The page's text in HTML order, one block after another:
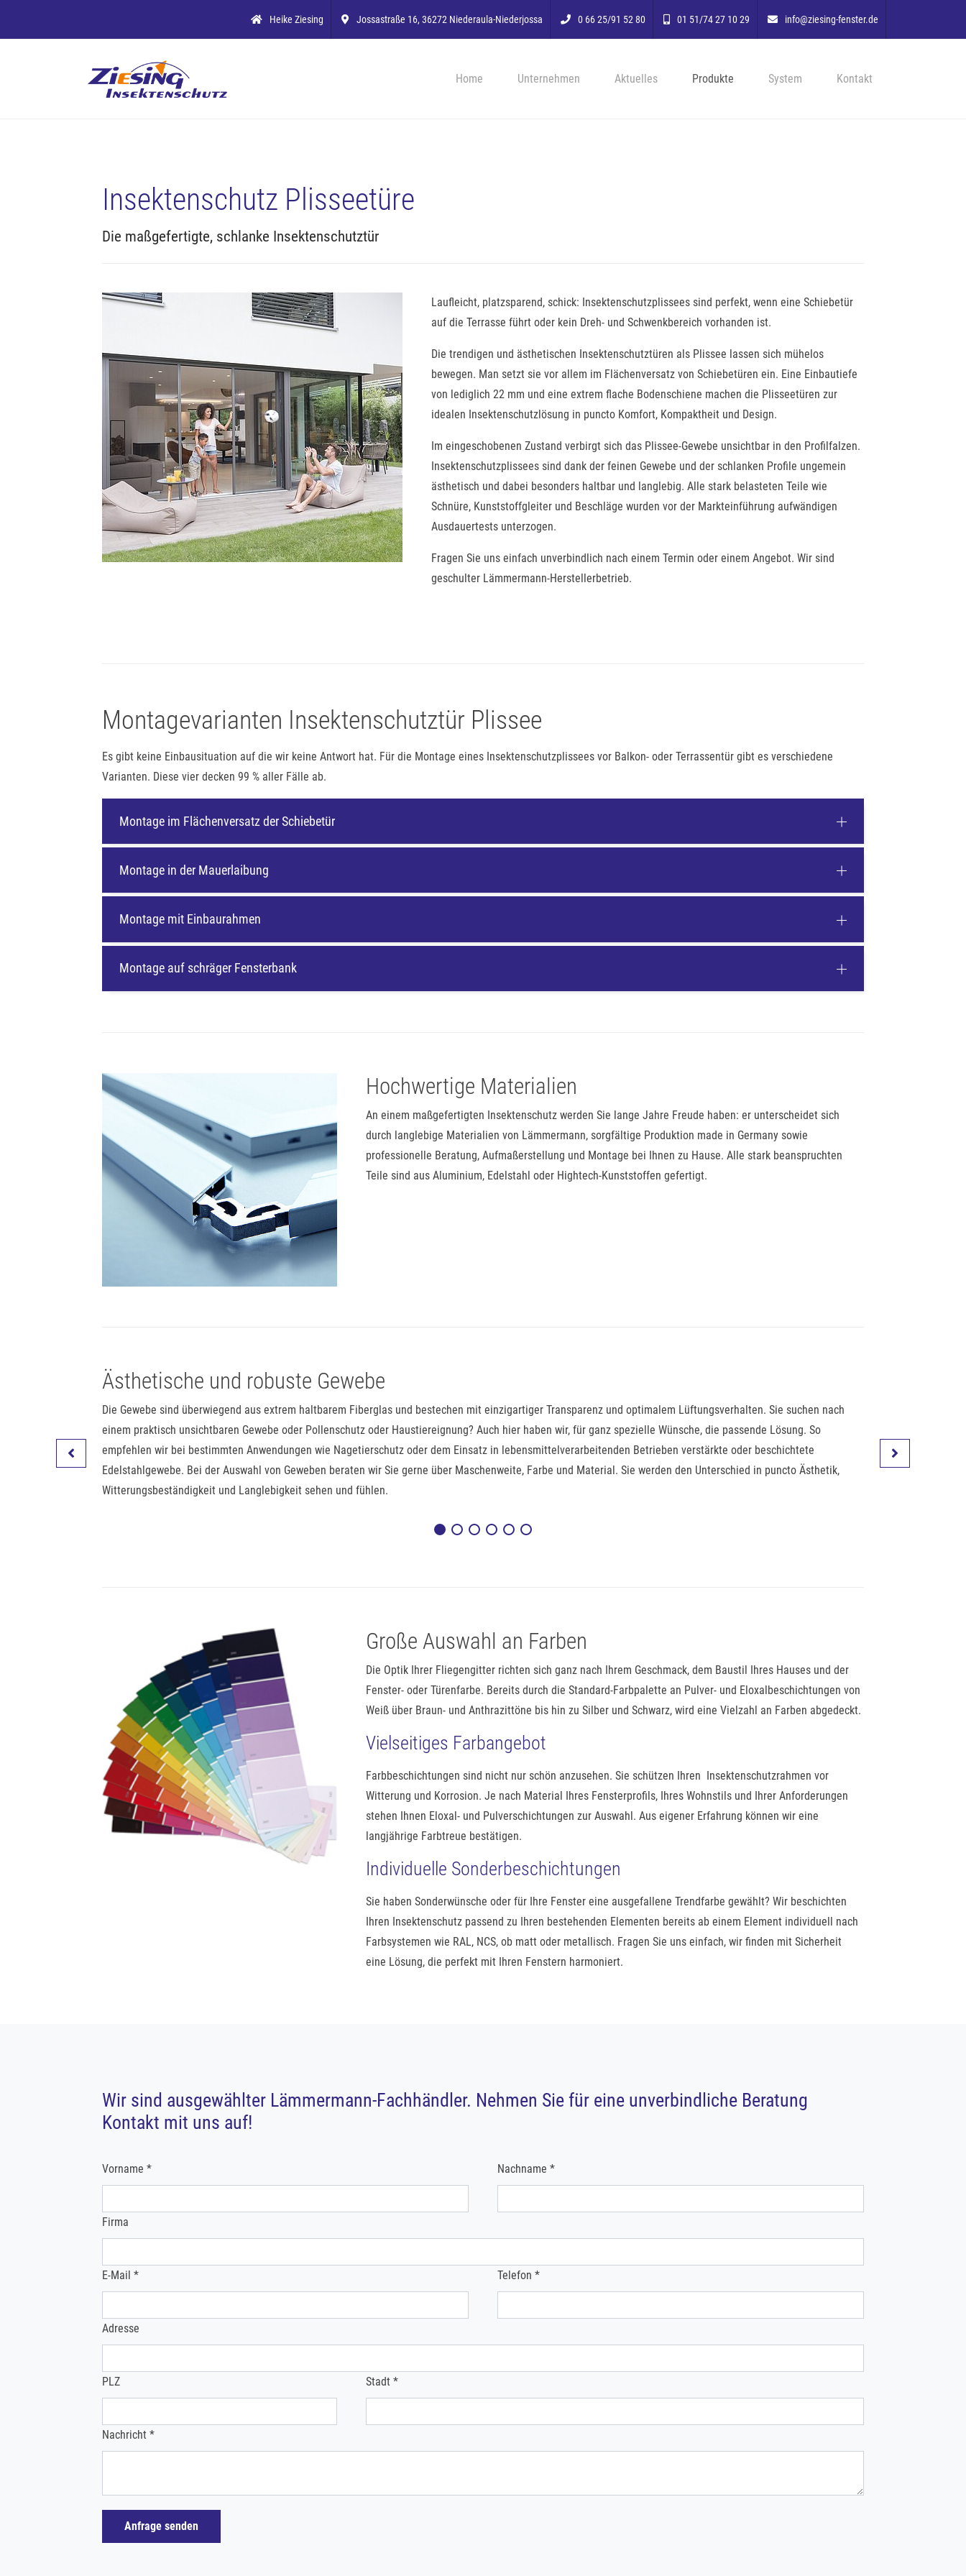
Heike Ziesing Jossastraße 16, 36272 Niederaula-Niederjossa 0 66 25/91 52 80 01 51/74 27 10 29 info@ziesing-fenster.de
Home Unternehmen Aktuelles Produkte System Kontakt
Insektenschutz Plisseetüre
Die maßgefertigte, schlanke Insektenschutztür
Laufleicht, platzsparend, schick: Insektenschutzplissees sind perfekt, wenn eine Schiebetür
auf die Terrasse führt oder kein Dreh- und Schwenkbereich vorhanden ist.
Die trendigen und ästhetischen Insektenschutztüren als Plissee lassen sich mühelos
bewegen. Man setzt sie vor allem im Flächenversatz von Schiebetüren ein. Eine Einbautiefe
von lediglich 22 mm und eine extrem flache Bodenschiene machen die Plisseetüren zur
idealen Insektenschutzlösung in puncto Komfort, Kompaktheit und Design.
Im eingeschobenen Zustand verbirgt sich das Plissee-Gewebe unsichtbar in den Profilfalzen.
Insektenschutzplissees sind dank der feinen Gewebe und der schlanken Profile ungemein
ästhetisch und dabei besonders haltbar und langlebig. Alle stark belasteten Teile wie
Schnüre, Kunststoffgleiter und Beschläge wurden vor der Markteinführung aufwändigen
Ausdauertests unterzogen.
Fragen Sie uns einfach unverbindlich nach einem Termin oder einem Angebot. Wir sind
geschulter Lämmermann-Herstellerbetrieb.
Montagevarianten Insektenschutztür Plissee
Es gibt keine Einbausituation auf die wir keine Antwort hat. Für die Montage eines Insektenschutzplissees vor Balkon- oder Terrassentür gibt es verschiedene
Varianten. Diese vier decken 99 % aller Fälle ab.
Montage im Flächenversatz der Schiebetür
Montage in der Mauerlaibung
Montage mit Einbaurahmen
Montage auf schräger Fensterbank
Hochwertige Materialien
An einem maßgefertigten Insektenschutz werden Sie lange Jahre Freude haben: er unterscheidet sich
durch langlebige Materialien von Lämmermann, sorgfältige Produktion made in Germany sowie
professionelle Beratung, Aufmaßerstellung und Montage bei Ihnen zu Hause. Alle stark beanspruchten
Teile sind aus Aluminium, Edelstahl oder Hightech-Kunststoffen gefertigt.
Sie uns
oder zusätzlich
Ästhetische und robuste Gewebe
Die Gewebe sind überwiegend aus extrem haltbarem Fiberglas und bestechen mit einzigartiger Transparenz und optimalem Lüftungsverhalten. Sie suchen nach
einem praktisch unsichtbaren Gewebe oder Pollenschutz oder Haustiereignung? Auch hier haben wir, für ganz spezielle Wünsche, die passende Lösung. So
empfehlen wir bei bestimmten Anwendungen wie Nagetierschutz oder dem Einsatz in lebensmittelverarbeitenden Betrieben verstärkte oder beschichtete
Edelstahlgewebe. Bei der Auswahl von Geweben beraten wir Sie gerne über Maschenweite, Farbe und Material. Sie werden den Unterschied in puncto Ästhetik,
Witterungsbeständigkeit und Langlebigkeit sehen und fühlen.
Große Auswahl an Farben
Die Optik Ihrer Fliegengitter richten sich ganz nach Ihrem Geschmack, dem Baustil Ihres Hauses und der
Fenster- oder Türenfarbe. Bereits durch die Standard-Farbpalette an Pulver- und Eloxalbeschichtungen von
Weiß über Braun- und Anthrazittöne bis hin zu Silber und Schwarz, wird eine Vielzahl an Farben abgedeckt.
Vielseitiges Farbangebot
Farbbeschichtungen sind nicht nur schön anzusehen. Sie schützen Ihren Insektenschutzrahmen vor
Witterung und Korrosion. Je nach Material Ihres Fensterprofils, Ihres Wohnstils und Ihrer Anforderungen
stehen Ihnen Eloxal- und Pulverschichtungen zur Auswahl. Aus eigener Erfahrung können wir eine
langjährige Farbtreue bestätigen.
Individuelle Sonderbeschichtungen
Sie haben Sonderwünsche oder für Ihre Fenster eine ausgefallene Trendfarbe gewählt? Wir beschichten
Ihren Insektenschutz passend zu Ihren bestehenden Elementen bereits ab einem Element individuell nach
Farbsystemen wie RAL, NCS, ob matt oder metallisch. Fragen Sie uns einfach, wir finden mit Sicherheit
eine Lösung, die perfekt mit Ihren Fenstern harmoniert.
Wir sind ausgewählter Lämmermann-Fachhändler. Nehmen Sie für eine unverbindliche Beratung
Kontakt mit uns auf!
Vorname * Nachname *
Firma
E-Mail * Telefon *
Adresse
PLZ Stadt *
Nachricht *